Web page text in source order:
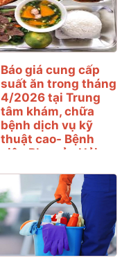
thầu, làm cơ sở tổ chức
lựa chọn nhà thầu cho gói
thầu “Sửa chữa phòng Phó
giám đốc và một số
Khoa/Phòng khác của
Bệnh viện Phụ sản Hải
Phòng” với nội dung cụ
thể như sau:
Báo giá cung cấp
suất ăn trong tháng
4/2026 tại Trung
tâm khám, chữa
bệnh dịch vụ kỹ
thuật cao- Bệnh
viện Phụ sản Hải
Bệnh viện Phụ sản Hải
Phòng có nhu cầu tiếp
nhận báo giá để tham
khảo xây dựng giá gói
thầu, làm cơ sở tổ chức
lựa chọn nhà thầu cho gói